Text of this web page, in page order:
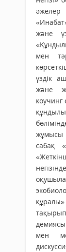
әжелер
және
мен
үздік
және
коучинг
жұмысы
сабақ
мен